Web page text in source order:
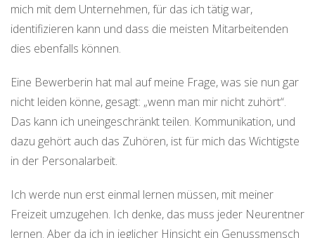
mich mit dem Unternehmen, für das ich tätig war,
identifizieren kann und dass die meisten Mitarbeitenden
dies ebenfalls können.
Eine Bewerberin hat mal auf meine Frage, was sie nun gar
nicht leiden könne, gesagt: „wenn man mir nicht zuhört“.
Das kann ich uneingeschränkt teilen. Kommunikation, und
dazu gehört auch das Zuhören, ist für mich das Wichtigste
in der Personalarbeit.
Ich werde nun erst einmal lernen müssen, mit meiner
Freizeit umzugehen. Ich denke, das muss jeder Neurentner
lernen. Aber da ich in jeglicher Hinsicht ein Genussmensch